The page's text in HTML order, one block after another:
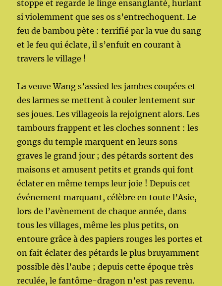
stoppe et regarde le linge ensanglanté, hurlant
si violemment que ses os s’entrechoquent. Le
feu de bambou pète : terrifié par la vue du sang
et le feu qui éclate, il s’enfuit en courant à
travers le village !
La veuve Wang s’assied les jambes coupées et
des larmes se mettent à couler lentement sur
ses joues. Les villageois la rejoignent alors. Les
tambours frappent et les cloches sonnent : les
gongs du temple marquent en leurs sons
graves le grand jour ; des pétards sortent des
maisons et amusent petits et grands qui font
éclater en même temps leur joie ! Depuis cet
événement marquant, célèbre en toute l’Asie,
lors de l’avènement de chaque année, dans
tous les villages, même les plus petits, on
entoure grâce à des papiers rouges les portes et
on fait éclater des pétards le plus bruyamment
possible dès l’aube ; depuis cette époque très
reculée, le fantôme-dragon n’est pas revenu.